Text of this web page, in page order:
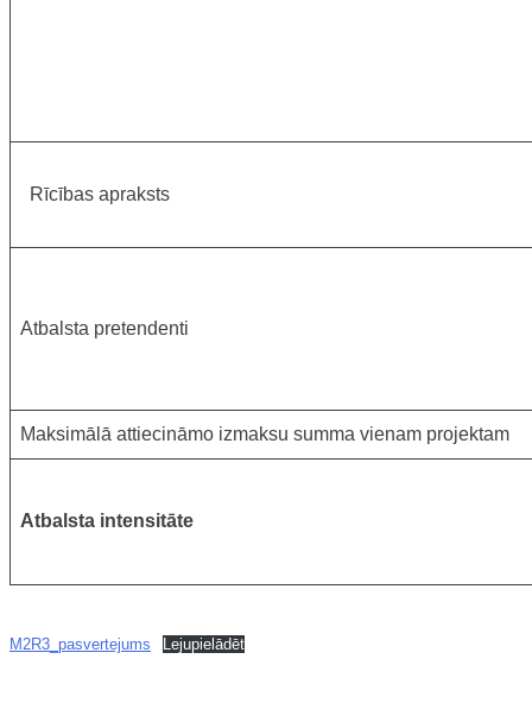
Rīcības apraksts
Atbalsta pretendenti
Maksimālā attiecināmo izmaksu summa vienam projektam
Atbalsta intensitāte
M2R3_pasvertejums Lejupielādēt